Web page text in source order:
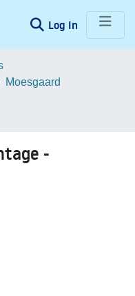
Log In (current)
Moesgaard
-